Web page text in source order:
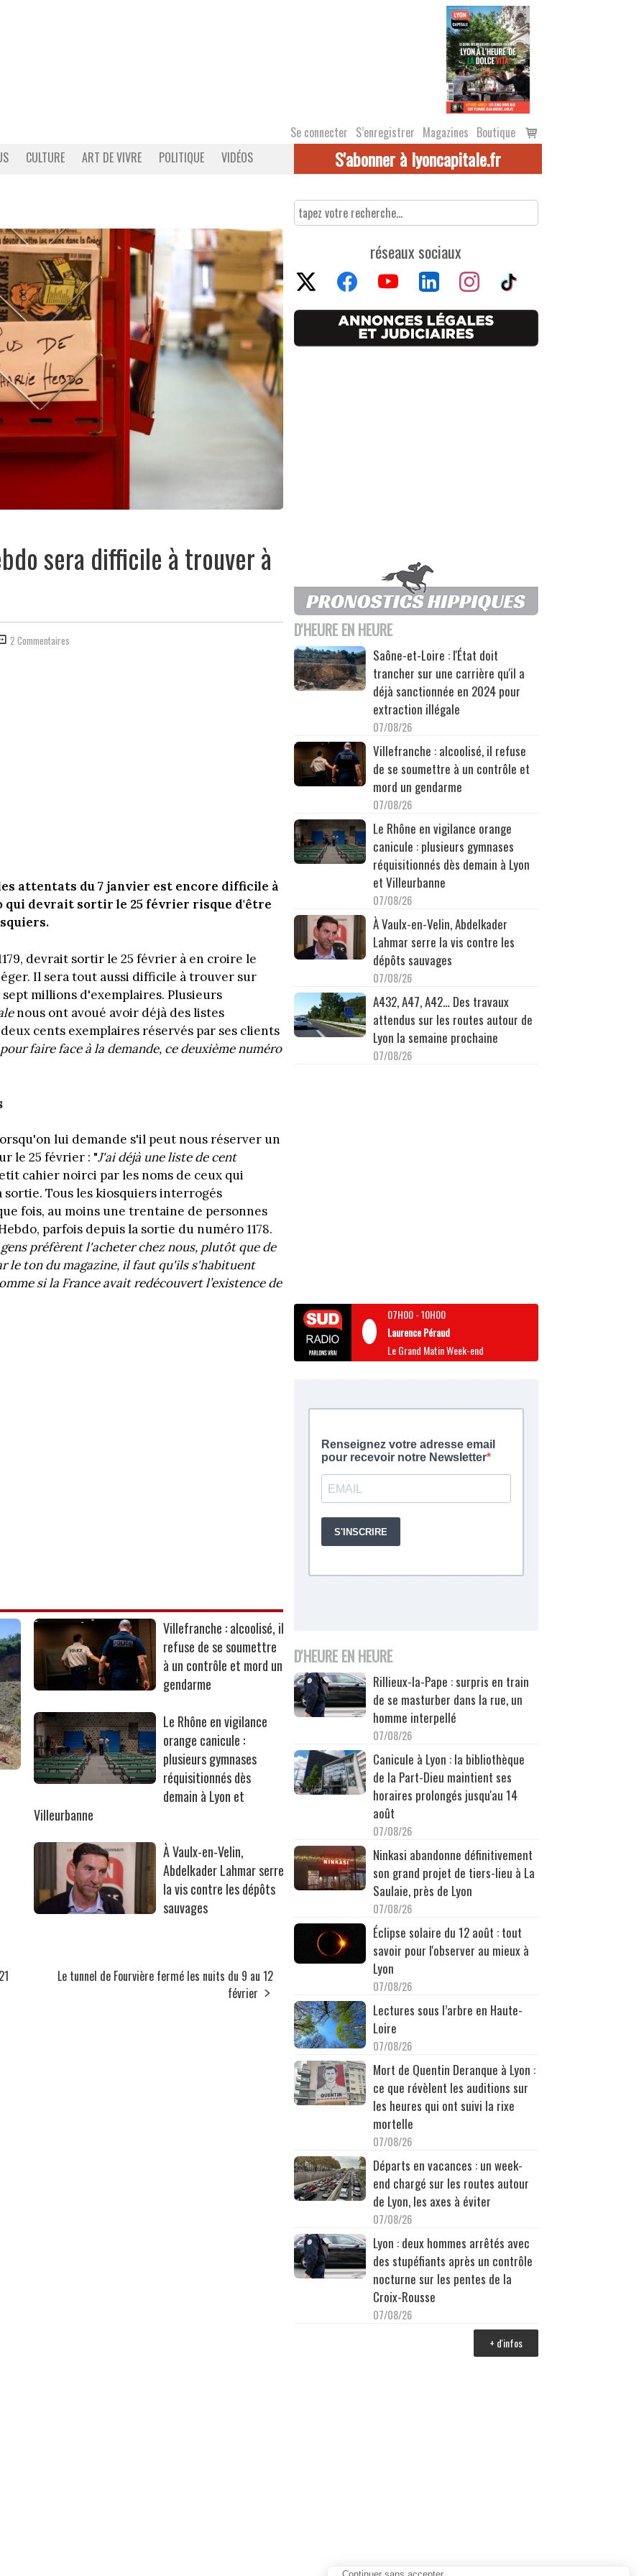
Se connecter S’enregistrer Magazines Boutique
Voir
le
CULTURE ART DE VIVRE POLITIQUE VIDÉOS S'abonner à lyoncapitale.fr
sera difficile à trouver à
2 Commentaires
les attentats du 7 janvier est encore difficile à
qui devrait sortir le 25 février risque d'être
devrait sortir le 25 février à en croire le
Il sera tout aussi difficile à trouver sur
millions d'exemplaires. Plusieurs
nous ont avoué avoir déjà des listes
cents exemplaires réservés par ses clients
faire face à la demande, ce deuxième numéro
lui demande s'il peut nous réserver un
le 25 février : "J'ai déjà une liste de cent
cahier noirci par les noms de ceux qui
Tous les kiosquiers interrogés
fois, au moins une trentaine de personnes
parfois depuis la sortie du numéro 1178.
préfèrent l'acheter chez nous, plutôt que de
le ton du magazine, il faut qu'ils s'habituent
si la France avait redécouvert l’existence de
Villefranche : alcoolisé, il
refuse de se soumettre
à un contrôle et mord un
gendarme
Le Rhône en vigilance
orange canicule :
plusieurs gymnases
réquisitionnés dès
demain à Lyon et
Villeurbanne
À Vaulx-en-Velin,
Abdelkader Lahmar serre
la vis contre les dépôts
sauvages
Le tunnel de Fourvière fermé les nuits du 9 au 12
février
réseaux sociaux
D'HEURE EN HEURE
Saône-et-Loire : l'État doit
trancher sur une carrière qu'il a
déjà sanctionnée en 2024 pour
extraction illégale
07/08/26
Villefranche : alcoolisé, il refuse
de se soumettre à un contrôle et
mord un gendarme
07/08/26
Le Rhône en vigilance orange
canicule : plusieurs gymnases
réquisitionnés dès demain à Lyon
et Villeurbanne
07/08/26
À Vaulx-en-Velin, Abdelkader
Lahmar serre la vis contre les
dépôts sauvages
07/08/26
A432, A47, A42… Des travaux
attendus sur les routes autour de
Lyon la semaine prochaine
07/08/26
07H00-10H00
Laurence Péraud
Le Grand Matin Week-end
D'HEURE EN HEURE
Rillieux-la-Pape : surpris en train
de se masturber dans la rue, un
homme interpellé
07/08/26
Canicule à Lyon : la bibliothèque
de la Part-Dieu maintient ses
horaires prolongés jusqu'au 14
août
07/08/26
Ninkasi abandonne définitivement
son grand projet de tiers-lieu à La
Saulaie, près de Lyon
07/08/26
Éclipse solaire du 12 août : tout
savoir pour l'observer au mieux à
Lyon
07/08/26
Lectures sous l’arbre en Haute-
Loire
07/08/26
Mort de Quentin Deranque à Lyon :
ce que révèlent les auditions sur
les heures qui ont suivi la rixe
mortelle
07/08/26
Départs en vacances : un week-
end chargé sur les routes autour
de Lyon, les axes à éviter
07/08/26
Lyon : deux hommes arrêtés avec
des stupéfiants après un contrôle
nocturne sur les pentes de la
Croix-Rousse
07/08/26
+ d'infos